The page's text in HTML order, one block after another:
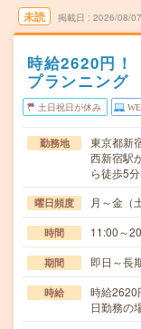
未読 掲載日 2026/08/07
時給2620円！
プランニング
土日祝日が休み
勤務地
東京都新
西新宿駅
ら徒歩5分
曜日頻度 月～金（
時間 11:00～
期間 即日～長
時給
時給
日勤務の